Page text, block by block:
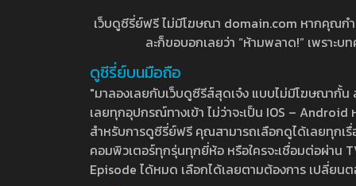
เว็บดูซีรี่ย์ฟรี ไม่มีโฆษณา domain.com หากคุณก
ละก็ขอบอกเลยว่า “ห้ามพลาด!” เพราะ
ดูซีรี่ย์บนมือถือ
"มาลองเลยกับเว็บดูซีรีส์สุดเจ๋ง แบบไม่มีโฆษณากั้
เลยทุกอุปกรณ์ทางเข้า ไม่ว่าจะเป็น IOS –
สำหรับการดูซีรี่ย์ฟรี คุณสามารถเลือกดูได้เลยทุกเ
คอมพิวเตอร์ทุกรุ่นทุกยี่ห้อ หรือใครจะเชื่อมต่อผ่าน
Episode ได้หมด เลือกได้เลยตามต้องการ เปลี่ยน